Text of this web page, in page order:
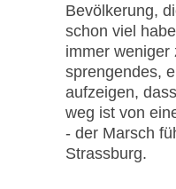
Bevölkerung,
schon viel
immer weniger
sprengendes,
aufzeigen,
weg ist von
- der Marsch
Strassburg.